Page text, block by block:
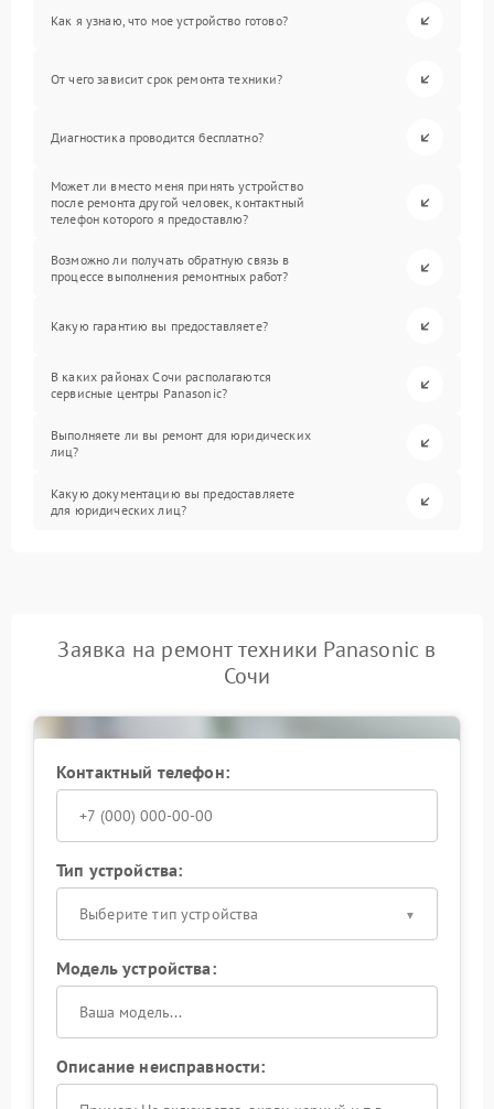
Как я узнаю, что мое устройство готово?
От чего зависит срок ремонта техники?
Диагностика проводится бесплатно?
Может ли вместо меня принять устройство
после ремонта другой человек, контактный
телефон которого я предоставлю?
Возможно ли получать обратную связь в
процессе выполнения ремонтных работ?
Какую гарантию вы предоставляете?
В каких районах Сочи располагаются
сервисные центры Panasonic?
Выполняете ли вы ремонт для юридических
лиц?
Какую документацию вы предоставляете
для юридических лиц?
Заявка на ремонт техники Panasonic в
Сочи
Контактный телефон:
Тип устройства:
Выберите тип устройства
Модель устройства:
Описание неисправности: